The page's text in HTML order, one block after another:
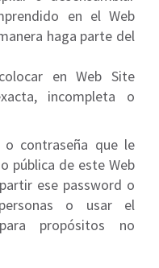
en el Web
haga parte del
en Web Site
incompleta o
contraseña que le
pública de este Web
ese password o
o usar el
propósitos no